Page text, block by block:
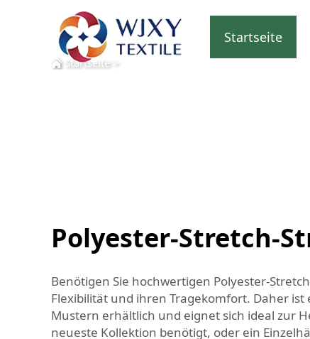
Startseite
Startseite>
Polyester-Stretch-
Benötigen Sie hochwertigen Polyester-
Flexibilität und ihren Tragekomfort. Daher ist
Mustern erhältlich und eignet sich ideal zur
neueste Kollektion benötigt, oder ein